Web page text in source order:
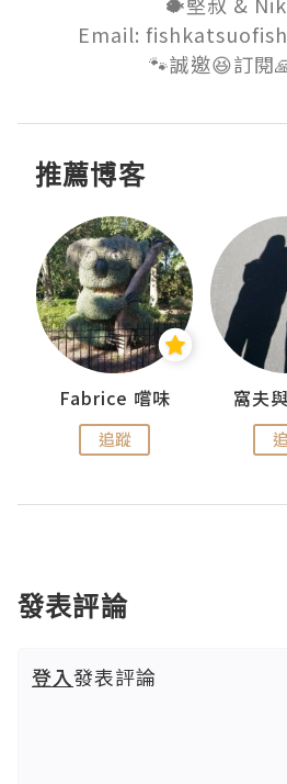
Email:
🐾誠邀😆訂閱
推薦博客
Fabrice 嚐味
追蹤
窩夫
發表評論
登入發表評論